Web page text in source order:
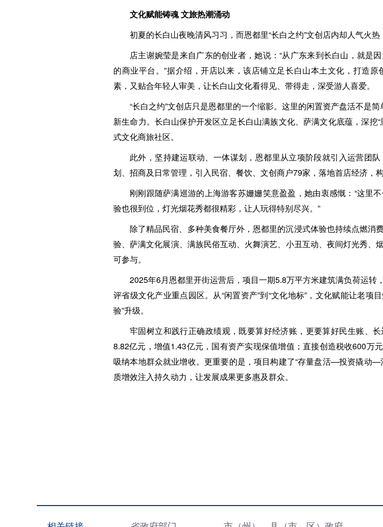
文化赋能铸魂 文旅热潮涌动
初夏的长白山夜晚清风习习，而恩都里“长白之约”文创店内却人气火热
店主谢婉莹是来自广东的创业者，她说：“从广东来到长白山，就是
的商业平台。”据介绍，开店以来，该店铺立足长白山本土文化，打造
素，又贴合年轻人审美，让长白山文化看得见、带得走，深受游人喜爱。
“长白之约”文创店只是恩都里的一个缩影。这里的闲置资产盘活不是简
新生命力。长白山保护开发区立足长白山满族文化、萨满文化底蕴，深挖
式文化商旅社区。
此外，坚持建运联动、一体谋划，恩都里从立项阶段就引入运营团
划、招商及日常管理，引入民宿、餐饮、文创商户79家，落地首店经济，构
刚刚跟随萨满巡游的上海游客苏姗姗笑意盈盈，她由衷感慨：“这里
验也很到位，灯光烟花秀都很精彩，让人玩得特别尽兴。”
除了精品民宿、多种美食餐厅外，恩都里的沉浸式体验也持续点燃消
验、萨满文化展演、满族民俗互动、火舞演艺、小丑互动、夜间灯光秀、
可参与。
2025年6月恩都里开街运营后，项目一期5.8万平方米建筑满负荷运
评省级文化产业重点园区。从“闲置资产”到“文化地标”，文化赋能让老项
验”升级。
牢固树立和践行正确政绩观，既要算好经济账，更要算好民生账、
8.82亿元，增值1.43亿元，国有资产实现保值增值；直接创造税收600万
吸纳本地群众就业增收。更重要的是，项目构建了“存量盘活—投资撬动
质增效注入持久动力，让发展成果更多惠及群众。